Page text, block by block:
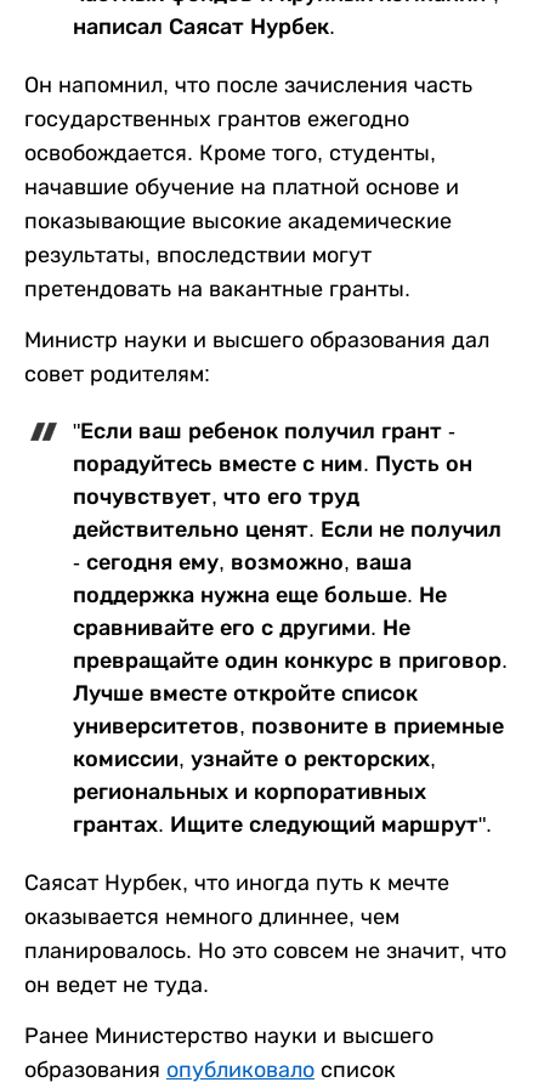
написал Саясат Нурбек.
Он напомнил, что после зачисления часть
государственных грантов ежегодно
освобождается. Кроме того, студенты,
начавшие обучение на платной основе и
показывающие высокие академические
результаты, впоследствии могут
претендовать на вакантные гранты.
Министр науки и высшего образования дал
совет родителям:
"Если ваш ребенок получил грант -
порадуйтесь вместе с ним. Пусть он
почувствует, что его труд
действительно ценят. Если не получил
- сегодня ему, возможно, ваша
поддержка нужна еще больше. Не
сравнивайте его с другими. Не
превращайте один конкурс в приговор.
Лучше вместе откройте список
университетов, позвоните в приемные
комиссии, узнайте о ректорских,
региональных и корпоративных
грантах. Ищите следующий маршрут".
Саясат Нурбек, что иногда путь к мечте
оказывается немного длиннее, чем
планировалось. Но это совсем не значит, что
он ведет не туда.
Ранее Министерство науки и высшего
образования опубликовало список